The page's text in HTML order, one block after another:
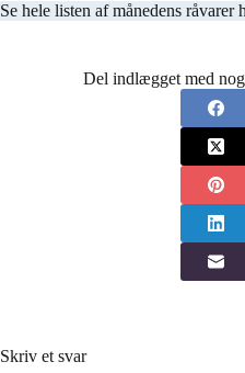
Se hele listen af månedens råvarer
Del indlægget med
Skriv et svar